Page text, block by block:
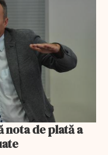
nota de plată a